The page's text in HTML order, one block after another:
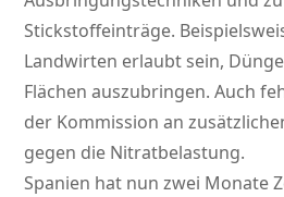
Stickstoffeinträge.
Landwirten erlaubt sein,
Flächen auszubringen. Auch
der Kommission an
gegen die Nitratbelastung.
Spanien hat nun zwei Monate